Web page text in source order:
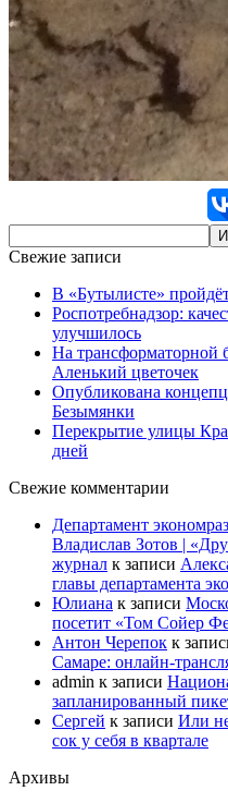
Свежие записи
В «Бутылисте»
Роспотребнадзор:
улучшилось
На трансформаторной
Аленький цветочек
Опубликована
Безымянки
Перекрытие улицы
дней
Свежие комментарии
Департамент
Владислав Зотов |
журнал к записи
главы департамента
Юлиана к записи
посетит «Том Сойер
Антон Черепок к
Самаре: онлайн-
admin к записи
запланированный
Сергей к записи Или
сок у себя в квартале
Архивы